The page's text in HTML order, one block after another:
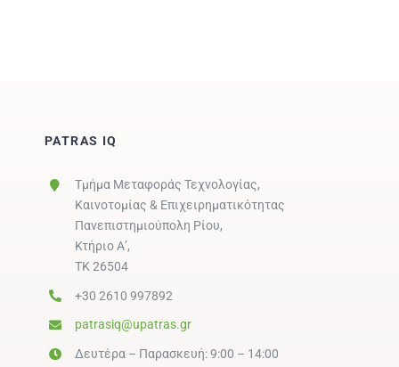
PATRAS IQ
Τμήμα Μεταφοράς Τεχνολογίας,
Καινοτομίας & Επιχειρηματικότητας
Πανεπιστημιούπολη Ρίου,
Κτήριο Α’,
ΤΚ 26504
+30 2610 997892
patrasiq@upatras.gr
Δευτέρα – Παρασκευή: 9:00 – 14:00